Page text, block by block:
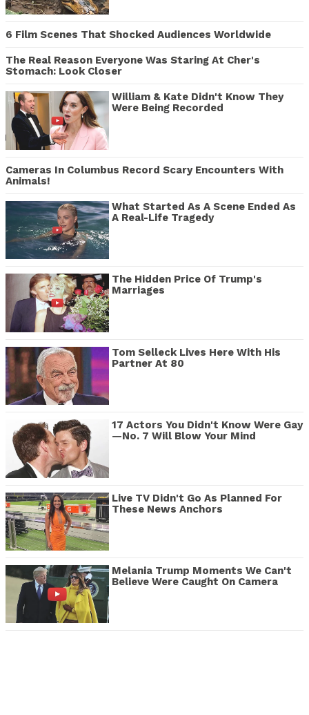
6 Film Scenes That Shocked Audiences Worldwide
The Real Reason Everyone Was Staring At Cher's
Stomach: Look Closer
William & Kate Didn't Know They
Were Being Recorded
Cameras In Columbus Record Scary Encounters With
Animals!
What Started As A Scene Ended As
A Real-Life Tragedy
The Hidden Price Of Trump's
Marriages
Tom Selleck Lives Here With His
Partner At 80
17 Actors You Didn't Know Were Gay
—No. 7 Will Blow Your Mind
Live TV Didn't Go As Planned For
These News Anchors
Melania Trump Moments We Can't
Believe Were Caught On Camera